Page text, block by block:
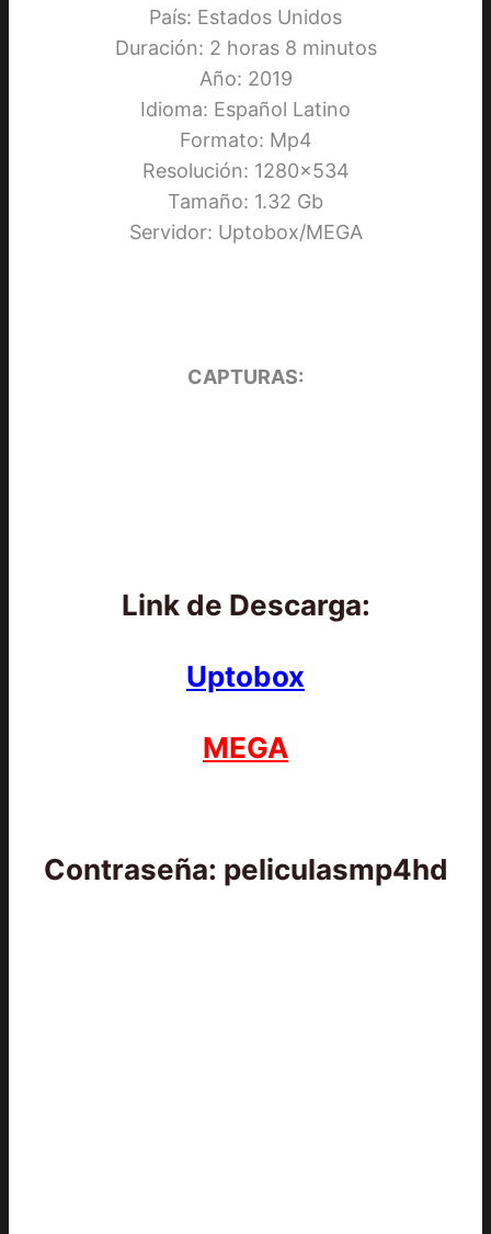
País: Estados Unidos
Duración: 2 horas 8 minutos
Año: 2019
Idioma: Español Latino
Formato: Mp4
Resolución: 1280×534
Tamaño: 1.32 Gb
Servidor: Uptobox/MEGA
CAPTURAS:
Link de Descarga:
Uptobox
MEGA
Contraseña: peliculasmp4hd